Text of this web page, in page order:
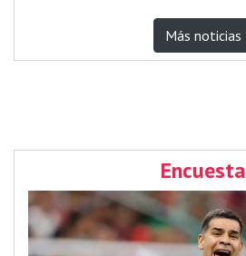
Más noticias
Encuesta